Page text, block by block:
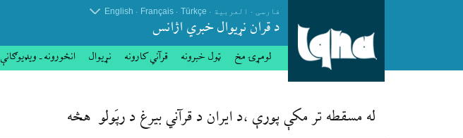
فارسی . العربیة .
Türkçe
.
Français
.
English
د قران نړيوال خبري اژانس
لومړۍ مخ ټول خبرونه قرآني کارونه نړيوال انځورونه ـ ویډیوګانې
له مسقطه تر مکې پورې ،د ایران د قرآني بیرغ د رپَولو هڅه